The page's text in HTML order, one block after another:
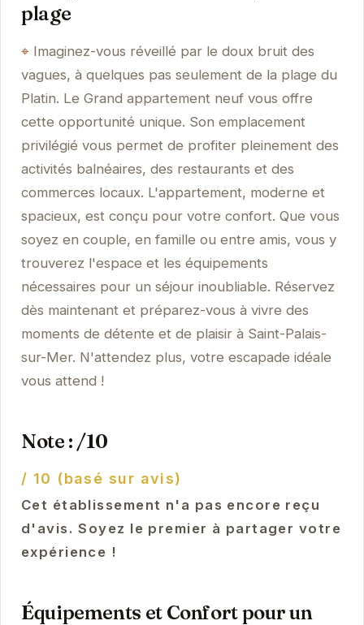
plage
Imaginez-vous réveillé par le doux bruit des
vagues, à quelques pas seulement de la plage du
Platin. Le Grand appartement neuf vous offre
cette opportunité unique. Son emplacement
privilégié vous permet de profiter pleinement des
activités balnéaires, des restaurants et des
commerces locaux. L'appartement, moderne et
spacieux, est conçu pour votre confort. Que vous
soyez en couple, en famille ou entre amis, vous y
trouverez l'espace et les équipements
nécessaires pour un séjour inoubliable. Réservez
dès maintenant et préparez-vous à vivre des
moments de détente et de plaisir à Saint-Palais-
sur-Mer. N'attendez plus, votre escapade idéale
vous attend !
Note : /10
/ 10 (basé sur avis)
Cet établissement n'a pas encore reçu
d'avis. Soyez le premier à partager votre
expérience !
Équipements et Confort pour un